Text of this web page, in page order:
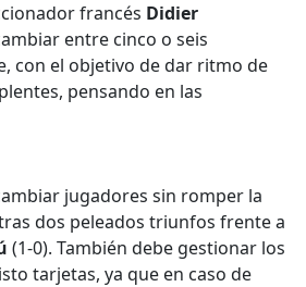
francés Didier
entre cinco o seis
con el objetivo de dar ritmo de
pensando en las
jugadores sin romper la
dos peleados triunfos frente a
(1-0). También debe gestionar los
tarjetas, ya que en caso de